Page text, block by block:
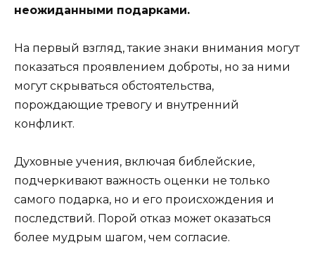
неожиданными подарками.
На первый взгляд, такие знаки внимания могут
показаться проявлением доброты, но за ними
могут скрываться обстоятельства,
порождающие тревогу и внутренний
конфликт.
Духовные учения, включая библейские,
подчеркивают важность оценки не только
самого подарка, но и его происхождения и
последствий. Порой отказ может оказаться
более мудрым шагом, чем согласие.